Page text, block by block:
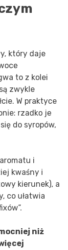
który daje
to z kolei
zwykle
W praktyce
rzadko je
do syropów,
i
kwaśny i
kierunek), a
co ułatwia
niż